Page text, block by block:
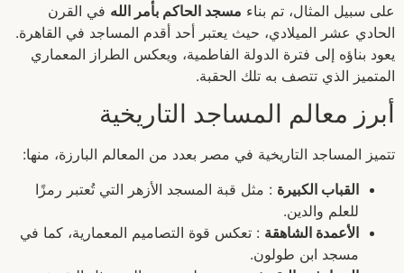
على سبيل المثال، تم بناء مسجد الحاكم بأمر الله في القرن
الحادي عشر الميلادي، حيث يعتبر أحد أقدم المساجد في القاهرة.
يعود بناؤه إلى فترة الدولة الفاطمية، ويعكس الطراز المعماري
المتميز الذي تتصف به تلك الحقبة.
أبرز معالم المساجد التاريخية
تتميز المساجد التاريخية في مصر بعدد من المعالم البارزة، منها:
القباب الكبيرة : مثل قبة المسجد الأزهر التي تُعتبر رمزًا
للعلم والدين.
الأعمدة الشاهقة : تعكس قوة التصاميم المعمارية، كما في
مسجد ابن طولون.